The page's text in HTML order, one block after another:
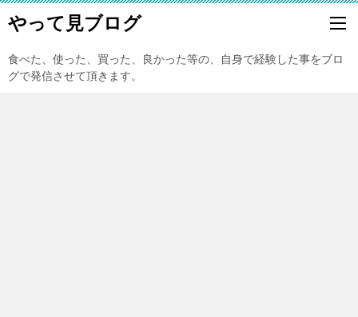
やって見ブログ
食べた、使った、買った、良かった等の、自身で経験した事をブロ
グで発信させて頂きます。